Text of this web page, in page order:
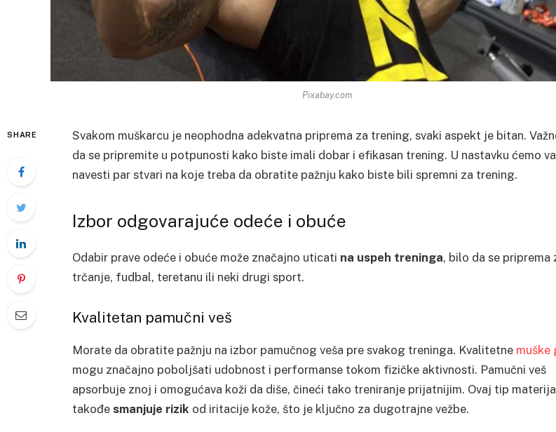
Pixabay.com
SHARE
Svakom muškarcu je neophodna adekvatna priprema za trening, svaki aspekt je bitan.
da se pripremite u potpunosti kako biste imali dobar i efikasan trening. U nastavku ćemo
navesti par stvari na koje treba da obratite pažnju kako biste bili spremni za trening.
Izbor odgovarajuće odeće i obuće
Odabir prave odeće i obuće može značajno uticati na uspeh treninga, bilo da se priprema
trčanje, fudbal, teretanu ili neki drugi sport.
Kvalitetan pamučni veš
Morate da obratite pažnju na izbor pamučnog veša pre svakog treninga. Kvalitetne muške
mogu značajno poboljšati udobnost i performanse tokom fizičke aktivnosti. Pamučni veš
apsorbuje znoj i omogućava koži da diše, čineći tako treniranje prijatnijim. Ovaj tip
takođe smanjuje rizik od iritacije kože, što je ključno za dugotrajne vežbe.